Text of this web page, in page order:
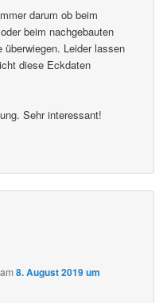
darum ob beim
beim nachgebauten
Leider lassen
diese Eckdaten
Sehr interessant!
am8. August 2019 um